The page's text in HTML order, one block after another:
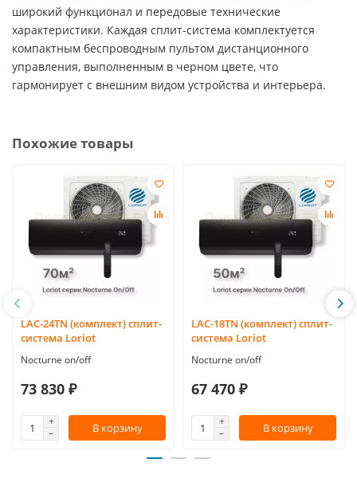
широкий функционал и передовые технические
характеристики. Каждая сплит-система комплектуется
компактным беспроводным пультом дистанционного
управления, выполненным в черном цвете, что
гармонирует с внешним видом устройства и интерьера.
Похожие товары
LAC-24TN (комплект) сплит-
система Loriot
Nocturne on/off
73 830 ₽
В корзину
LAC-18TN (комплект) сплит-
система Loriot
Nocturne on/off
67 470 ₽
В корзину